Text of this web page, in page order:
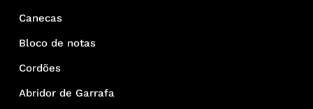
Canecas
Bloco de notas
Cordões
Abridor de Garrafa